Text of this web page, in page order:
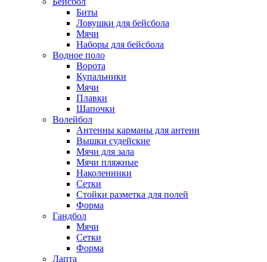
Биты
Ловушки для бейсбола
Мячи
Наборы для бейсбола
Водное поло
Ворота
Купальники
Мячи
Плавки
Шапочки
Волейбол
Антенны карманы для антенн
Вышки судейские
Мячи для зала
Мячи пляжные
Наколенники
Сетки
Стойки разметка для полей
Форма
Гандбол
Мячи
Сетки
Форма
Лапта